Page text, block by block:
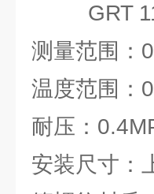
GRT
测量范围：
温度范围：
耐压：
安装尺寸：